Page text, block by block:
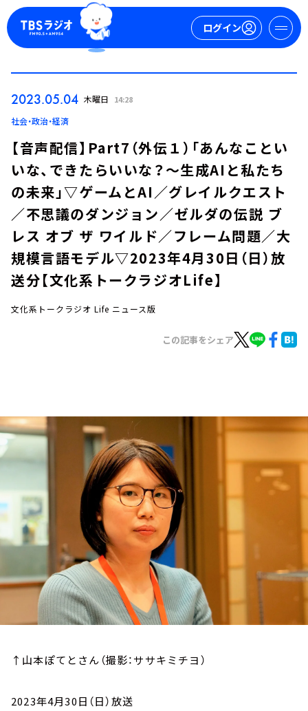
ログイン
今日の番組表
週間番組表
トピックス
お知らせ
2023.05.04 木曜日 14:28
社会・政治・経済
【音声配信】Part7（外伝１）「あんなことい
いな、できたらいいな？～生成AIと私たち
の未来」▽ゲームとAI／グレイルクエスト
／不思議のダンジョン／ゼルダの伝説 ブ
レス オブ ザ ワイルド／フレーム問題／大
規模言語モデル▽2023年4月30日（日）放
送分【文化系トークラジオLife】
文化系トークラジオ Life ニュース版
この記事をシェア
↑山本ぽてとさん（撮影：ササキミチヨ）
2023年4月30日（日）放送